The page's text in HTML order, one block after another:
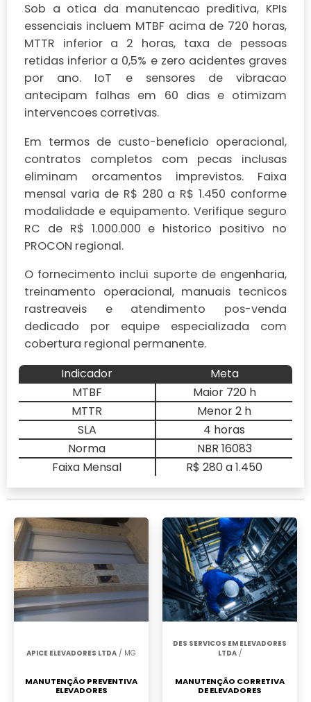
Sob a otica da manutencao preditiva, KPIs
essenciais incluem MTBF acima de 720 horas,
MTTR inferior a 2 horas, taxa de pessoas
retidas inferior a 0,5% e zero acidentes graves
por ano. IoT e sensores de vibracao
antecipam falhas em 60 dias e otimizam
intervencoes corretivas.
Em termos de custo-beneficio operacional,
contratos completos com pecas inclusas
eliminam orcamentos imprevistos. Faixa
mensal varia de R$ 280 a R$ 1.450 conforme
modalidade e equipamento. Verifique seguro
RC de R$ 1.000.000 e historico positivo no
PROCON regional.
O fornecimento inclui suporte de engenharia,
treinamento operacional, manuais tecnicos
rastreaveis e atendimento pos-venda
dedicado por equipe especializada com
cobertura regional permanente.
Indicador
Meta
MTBF
Maior 720 h
MTTR
Menor 2 h
SLA
4 horas
Norma
NBR 16083
Faixa Mensal
R$ 280 a 1.450
APICE ELEVADORES LTDA / MG
MANUTENÇÃO PREVENTIVA
ELEVADORES
DES SERVICOS EM ELEVADORES
LTDA/
MANUTENÇÃO CORRETIVA
DE ELEVADORES